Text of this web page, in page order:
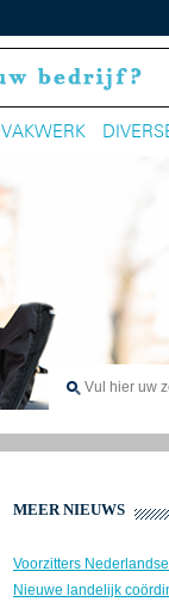
VAKWERK
MEER NIEUWS
Nieuwe landelijk